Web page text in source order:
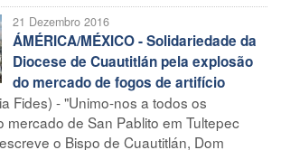
21 Dezembro 2016
ÁMÉRICA/MÉXICO - Solidariedade da
Diocese de Cuautitlán pela explosão
do mercado de fogos de artifício
Fides) - "Unimo-nos a todos os
mercado de San Pablito em Tultepec
o Bispo de Cuautitlán, Dom